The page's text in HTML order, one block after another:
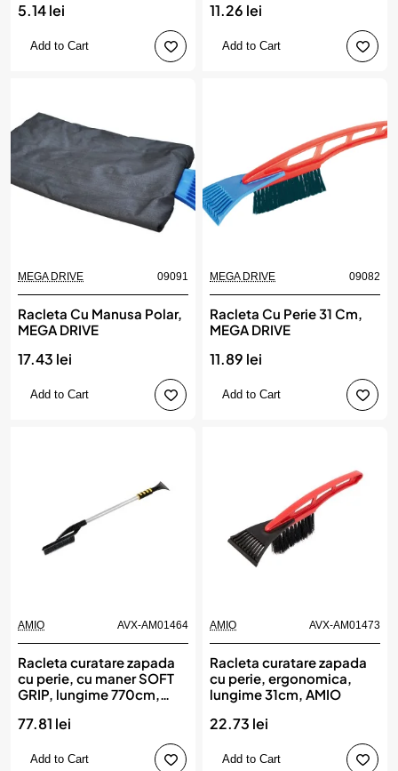
5.14 lei
Add to Cart
11.26 lei
Add to Cart
MEGA DRIVE 09091
Racleta Cu Manusa Polar,
MEGA DRIVE
17.43 lei
Add to Cart
MEGA DRIVE 09082
Racleta Cu Perie 31 Cm,
MEGA DRIVE
11.89 lei
Add to Cart
AMIO AVX-AM01464
Racleta curatare zapada
cu perie, cu maner SOFT
GRIP, lungime 770cm,
77.81 lei
Add to Cart
AMIO AVX-AM01473
Racleta curatare zapada
cu perie, ergonomica,
lungime 31cm, AMIO
22.73 lei
Add to Cart